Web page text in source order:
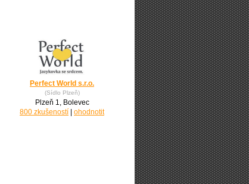
Perfect World s.r.o.
(Sídlo Plzeň)
Plzeň 1, Bolevec
800 zkušeností
ohodnotit